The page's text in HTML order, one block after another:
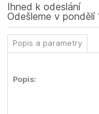
Ihned k odeslání
Odešleme v pondělí
Popis a parametry
Popis: